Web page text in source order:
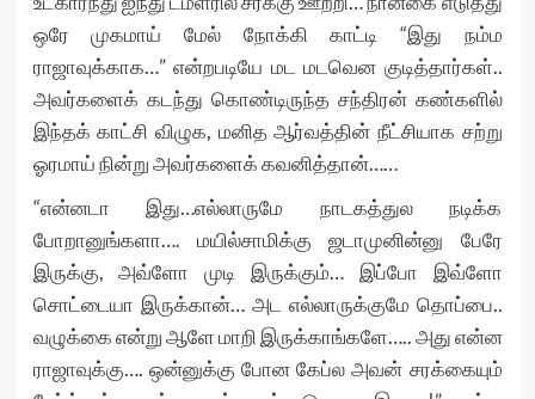
ஒரே முகமாய் மேல் நோக்கி காட்டி “இது நம்ம
ராஜாவுக்காக…” என்றபடியே மட மடவென குடித்தார்கள்..
அவர்களைக் கடந்து கொண்டிருந்த சந்திரன் கண்களில்
இந்தக் காட்சி விழுக, மனித ஆர்வத்தின் நீட்சியாக சற்று
ஓரமாய் நின்று அவர்களைக் கவனித்தான்……
“என்னடா இது…எல்லாருமே நாடகத்துல நடிக்க
போறானுங்களா…. மயில்சாமிக்கு ஜடாமுனின்னு பேரே
இருக்கு, அவ்ளோ முடி இருக்கும்… இப்போ இவ்ளோ
சொட்டையா இருக்கான்… அட எல்லாருக்குமே தொப்பை..
வழுக்கை என்று ஆளே மாறி இருக்காங்களே….. அது என்ன
ராஜாவுக்கு…. ஒன்னுக்கு போன கேப்ல அவன் சரக்கையும்